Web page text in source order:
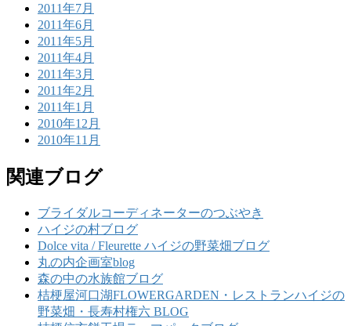
2011年7月
2011年6月
2011年5月
2011年4月
2011年3月
2011年2月
2011年1月
2010年12月
2010年11月
関連ブログ
ブライダルコーディネーターのつぶやき
ハイジの村ブログ
Dolce vita / Fleurette ハイジの野菜畑ブログ
丸の内企画室blog
森の中の水族館ブログ
桔梗屋河口湖FLOWERGARDEN・レストランハイジの
野菜畑・長寿村権六 BLOG